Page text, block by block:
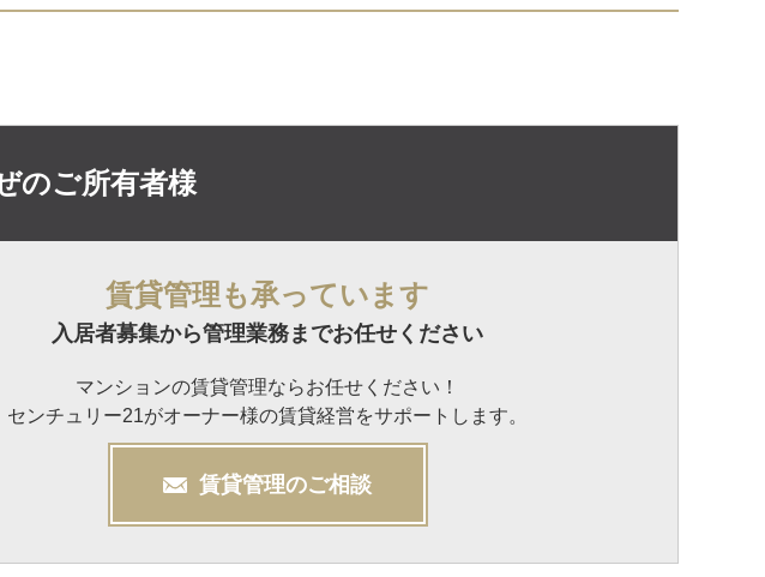
のご所有者様
賃貸管理も承っています
入居者募集から管理業務までお任せください
マンションの賃貸管理ならお任せください！
センチュリー21がオーナー様の賃貸経営をサポートします。
賃貸管理のご相談